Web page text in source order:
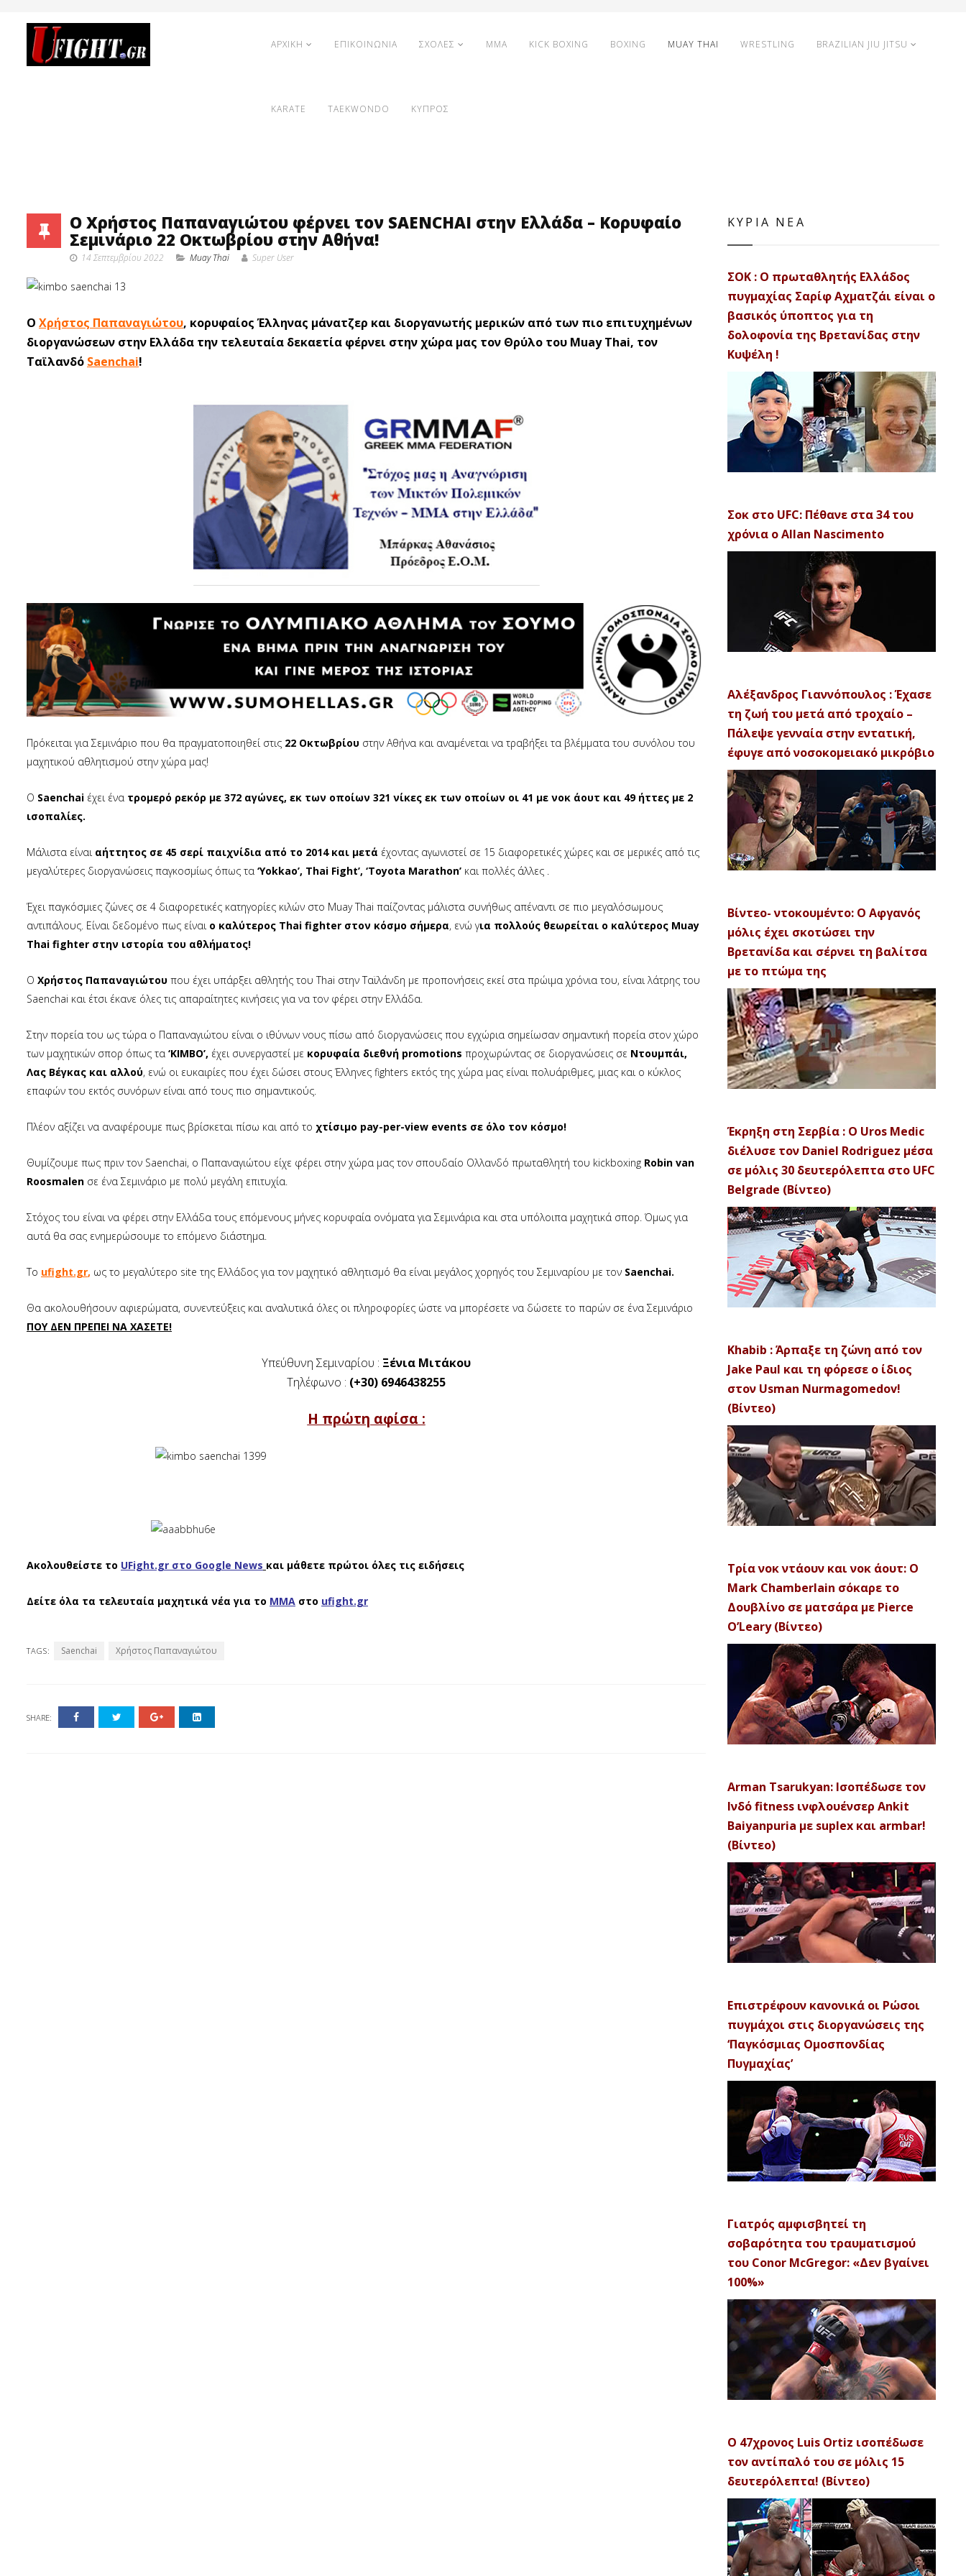
ΑΡΧΙΚΗ ΕΠΙΚΟΙΝΩΝΙΑ ΣΧΟΛΕΣ MMA KICK BOXING BOXING MUAY THAI WRESTLING BRAZILIAN JIU JITSU
KARATE TAEKWONDO ΚΥΠΡΟΣ
O Χρήστος Παπαναγιώτου φέρνει τον SAENCΗΑΙ στην Ελλάδα – Κορυφαίο
Σεμινάριο 22 Οκτωβρίου στην Αθήνα!
14 Σεπτεμβρίου 2022 Muay Thai Super User
O Χρήστος Παπαναγιώτου, κορυφαίος Έλληνας μάνατζερ και διοργανωτής μερικών από των πιο επιτυχημένων
διοργανώσεων στην Ελλάδα την τελευταία δεκαετία φέρνει στην χώρα μας τον Θρύλο του Muay Thai, τον
Ταϊλανδό Saenchai!
Πρόκειται για Σεμινάριο που θα πραγματοποιηθεί στις 22 Οκτωβρίου στην Αθήνα και αναμένεται να τραβήξει τα βλέμματα του συνόλου του
μαχητικού αθλητισμού στην χώρα μας!
Ο Saenchai έχει ένα τρομερό ρεκόρ με 372 αγώνες, εκ των οποίων 321 νίκες εκ των οποίων οι 41 με νοκ άουτ και 49 ήττες με 2
ισοπαλίες.
Μάλιστα είναι αήττητος σε 45 σερί παιχνίδια από το 2014 και μετά έχοντας αγωνιστεί σε 15 διαφορετικές χώρες και σε μερικές από τις
μεγαλύτερες διοργανώσεις παγκοσμίως όπως τα ‘Yokkao’, Thai Fight’, ‘Toyota Marathon’ και πολλές άλλες .
Έχει παγκόσμιες ζώνες σε 4 διαφορετικές κατηγορίες κιλών στο Muay Thai παίζοντας μάλιστα συνήθως απέναντι σε πιο μεγαλόσωμους
αντιπάλους. Είναι δεδομένο πως είναι ο καλύτερος Thai fighter στον κόσμο σήμερα, ενώ για πολλούς θεωρείται ο καλύτερος Muay
Thai fighter στην ιστορία του αθλήματος!
Ο Χρήστος Παπαναγιώτου που έχει υπάρξει αθλητής του Thai στην Ταϊλάνδη με προπονήσεις εκεί στα πρώιμα χρόνια του, είναι λάτρης του
Saenchai και έτσι έκανε όλες τις απαραίτητες κινήσεις για να τον φέρει στην Ελλάδα.
Στην πορεία του ως τώρα ο Παπαναγιώτου είναι ο ιθύνων νους πίσω από διοργανώσεις που εγχώρια σημείωσαν σημαντική πορεία στον χώρο
των μαχητικών σπορ όπως τα ‘KIMBO’, έχει συνεργαστεί με κορυφαία διεθνή promotions προχωρώντας σε διοργανώσεις σε Ντουμπάι,
Λας Βέγκας και αλλού, ενώ οι ευκαιρίες που έχει δώσει στους Έλληνες fighters εκτός της χώρα μας είναι πολυάριθμες, μιας και ο κύκλος
επαφών του εκτός συνόρων είναι από τους πιο σημαντικούς.
Πλέον αξίζει να αναφέρουμε πως βρίσκεται πίσω και από το χτίσιμο pay-per-view events σε όλο τον κόσμο!
Θυμίζουμε πως πριν τον Saenchai, ο Παπαναγιώτου είχε φέρει στην χώρα μας τον σπουδαίο Ολλανδό πρωταθλητή του kickboxing Robin van
Roosmalen σε ένα Σεμινάριο με πολύ μεγάλη επιτυχία.
Στόχος του είναι να φέρει στην Ελλάδα τους επόμενους μήνες κορυφαία ονόματα για Σεμινάρια και στα υπόλοιπα μαχητικά σπορ. Όμως για
αυτά θα σας ενημερώσουμε το επόμενο διάστημα.
Το ufight.gr, ως το μεγαλύτερο site της Ελλάδος για τον μαχητικό αθλητισμό θα είναι μεγάλος χορηγός του Σεμιναρίου με τον Saenchai.
Θα ακολουθήσουν αφιερώματα, συνεντεύξεις και αναλυτικά όλες οι πληροφορίες ώστε να μπορέσετε να δώσετε το παρών σε ένα Σεμινάριο
ΠΟΥ ΔΕΝ ΠΡΕΠΕΙ ΝΑ ΧΑΣΕΤΕ!
Υπεύθυνη Σεμιναρίου : Ξένια Μιτάκου
Τηλέφωνο : (+30) 6946438255
Η πρώτη αφίσα :
Ακολουθείστε το UFight.gr στο Google News και μάθετε πρώτοι όλες τις ειδήσεις
Δείτε όλα τα τελευταία μαχητικά νέα για το ΜΜΑ στο ufight.gr
TAGS: Saenchai Χρήστος Παπαναγιώτου
SHARE:
ΚΥΡΙΑ ΝΕΑ
ΣΟΚ : Ο πρωταθλητής Ελλάδος
πυγμαχίας Σαρίφ Αχματζάι είναι ο
βασικός ύποπτος για τη
δολοφονία της Βρετανίδας στην
Κυψέλη !
Σοκ στο UFC: Πέθανε στα 34 του
χρόνια ο Allan Nascimento
Αλέξανδρος Γιαννόπουλος : Έχασε
τη ζωή του μετά από τροχαίο –
Πάλεψε γενναία στην εντατική,
έφυγε από νοσοκομειακό μικρόβιο
Βίντεο- ντοκουμέντο: Ο Αφγανός
μόλις έχει σκοτώσει την
Βρετανίδα και σέρνει τη βαλίτσα
με το πτώμα της
Έκρηξη στη Σερβία : Ο Uros Medic
διέλυσε τον Daniel Rodriguez μέσα
σε μόλις 30 δευτερόλεπτα στο UFC
Belgrade (Βίντεο)
Khabib : Άρπαξε τη ζώνη από τον
Jake Paul και τη φόρεσε ο ίδιος
στον Usman Nurmagomedov!
(Βίντεο)
Τρία νοκ ντάουν και νοκ άουτ: Ο
Mark Chamberlain σόκαρε το
Δουβλίνο σε ματσάρα με Pierce
O’Leary (Βίντεο)
Arman Tsarukyan: Ισοπέδωσε τον
Ινδό fitness ινφλουένσερ Ankit
Baiyanpuria με suplex και armbar!
(Βίντεο)
Επιστρέφουν κανονικά οι Ρώσοι
πυγμάχοι στις διοργανώσεις της
‘Παγκόσμιας Ομοσπονδίας
Πυγμαχίας’
Γιατρός αμφισβητεί τη
σοβαρότητα του τραυματισμού
του Conor McGregor: «Δεν βγαίνει
100%»
Ο 47χρονος Luis Ortiz ισοπέδωσε
τον αντίπαλό του σε μόλις 15
δευτερόλεπτα! (Βίντεο)